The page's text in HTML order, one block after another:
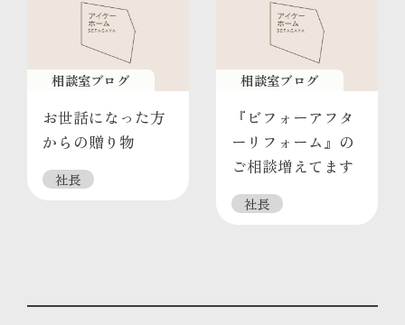
相談室ブログ
お世話になった方
からの贈り物
社長
相談室ブログ
『ビフォーアフタ
ーリフォーム』の
ご相談増えてます
社長